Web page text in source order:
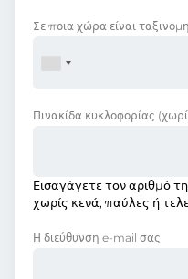
Σε ποια χώρα είναι
Πινακίδα κυκλοφορίας
Εισαγάγετε τον αριθμό
χωρίς κενά, παύλες ή
Η διεύθυνση e-mail σας